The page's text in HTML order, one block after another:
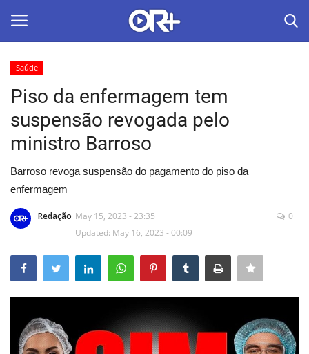
Home
Últimas
Radio & Tv
Política
Economia
Educação
Saúde
Piso da enfermagem tem
suspensão revogada pelo
ministro Barroso
Barroso revoga suspensão do pagamento do piso da
enfermagem
Redação May 15, 2023 - 23:35
Updated: May 16, 2023 - 00:09
0